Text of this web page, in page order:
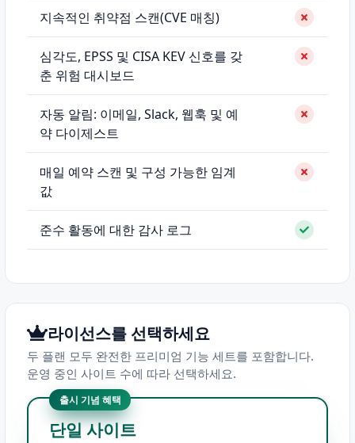
지속적인 취약점 스캔(CVE 매칭)
심각도, EPSS 및 CISA KEV 신호를 갖
춘 위험 대시보드
자동 알림: 이메일, Slack, 웹훅 및 예
약 다이제스트
매일 예약 스캔 및 구성 가능한 임계
값
준수 활동에 대한 감사 로그
라이선스를 선택하세요
두 플랜 모두 완전한 프리미엄 기능 세트를 포함합니다.
운영 중인 사이트 수에 따라 선택하세요.
출시 기념 혜택
단일 사이트